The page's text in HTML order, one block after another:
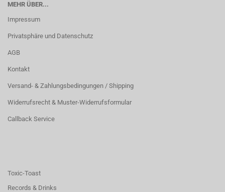
MEHR ÜBER...
Impressum
Privatsphäre und Datenschutz
AGB
Kontakt
Versand- & Zahlungsbedingungen / Shipping
Widerrufsrecht & Muster-Widerrufsformular
Callback Service
Toxic-Toast
Records & Drinks